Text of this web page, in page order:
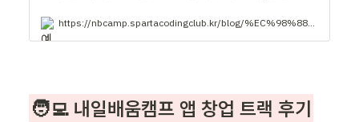
https://nbcamp.spartacodingclub.kr/blog/%EC%98%88%EB%B9%84-%EC%95%B1-%EC%B0%BD%EC%97%85%EA%B0%80%EA%B0%80-%EA%BC%AD-%EC%95%8C%EC%95%84%EC%95%BC-%ED%95%98%EB%8A%94-%EC%95%B1-%EA%B0%9C%EB%B0%9C-%ED%94%84%EB%A1%9C%EC%84%B8%EC%8A%A4-5%EB%8B%A8%EA%B3%84-19519
🧑‍💻 내일배움캠프 앱 창업 트랙 후기